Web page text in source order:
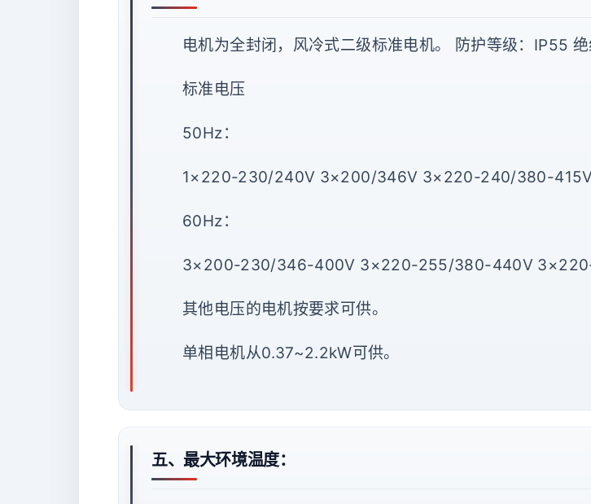
电机为全封闭，风冷式二级标准电机。 防护等级：IP55
标准电压
50Hz：
1×220-230/240V 3×200/346V 3×220-240/380-
60Hz：
3×200-230/346-400V 3×220-255/380-440V
其他电压的电机按要求可供。
单相电机从0.37~2.2kW可供。
五、最大环境温度：